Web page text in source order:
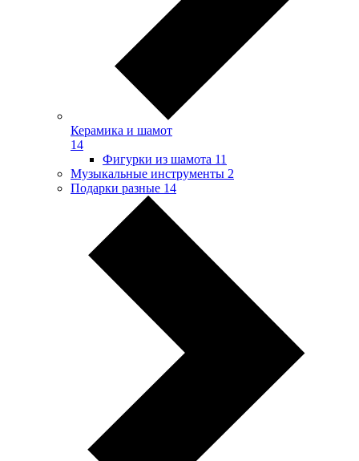
Керамика и шамот
14
Фигурки из шамота 11
Музыкальные инструменты 2
Подарки разные 14